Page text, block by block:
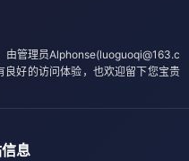
由管理员Alphonse(luoguoqi@163.c
好的访问体验，也欢迎留下您宝贵
息